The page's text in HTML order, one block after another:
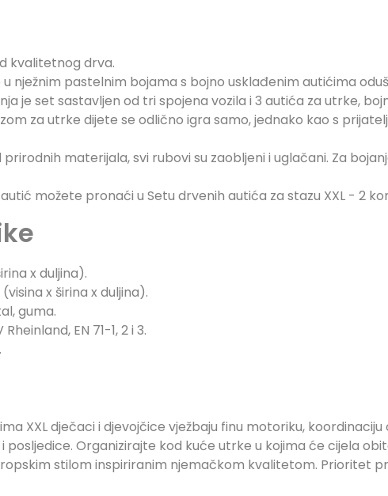
kvalitetnog drva.
nježnim pastelnim bojama s bojno usklađenim autićima
je set sastavljen od tri spojena vozila i 3 autića za utrke,
za utrke dijete se odlično igra samo, jednako kao s
materijala, svi rubovi su zaobljeni i uglačani. Za
možete pronaći u Setu drvenih autića za stazu XXL - 2
x duljina).
x širina x duljina).
guma.
EN 71-1, 2 i 3.
XXL dječaci i djevojčice vježbaju finu motoriku,
Organizirajte kod kuće utrke u kojima će cijela
stilom inspiriranim njemačkom kvalitetom. Prioritet